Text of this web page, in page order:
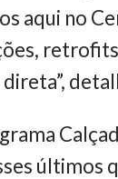
aqui no
últimos